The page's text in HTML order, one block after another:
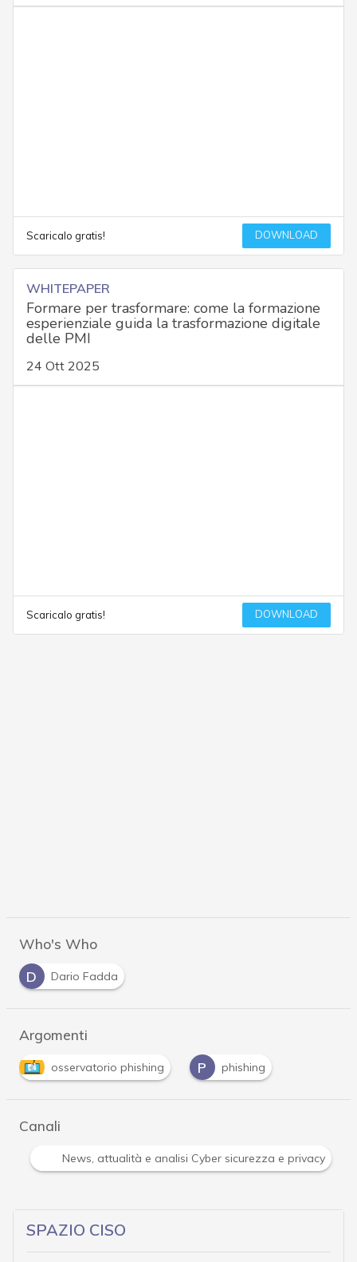
Scaricalo gratis! DOWNLOAD
WHITEPAPER
Formare per trasformare: come la formazione
esperienziale guida la trasformazione digitale
delle PMI
24 Ott 2025
Scaricalo gratis! DOWNLOAD
Who's Who
D
Dario Fadda
Argomenti
osservatorio phishing P phishing
Canali
Attacchi hacker e Malware: le ultime news in tempo
SPAZIO CISO